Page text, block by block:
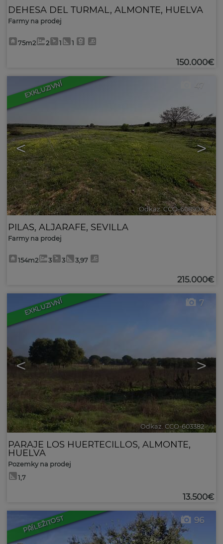
DEHESA DEL TURMAL , ALMONTE, HUELVA
Farmy na prodej
75m2 2 1 1
150.000€
EXKLUZIVNÍ
< >
47
Odkaz. CCO-608994 🔗
PILAS, ALJARAFE, SEVILLA
Farmy na prodej
154m2 3 3 3,97
215.000€
EXKLUZIVNÍ
< >
7
Odkaz. CCO-603382 🔗
PARAJE LOS HUERTECILLOS, ALMONTE,
HUELVA
Pozemky na prodej
1,7
13.500€
PŘÍLEŽITOST 96